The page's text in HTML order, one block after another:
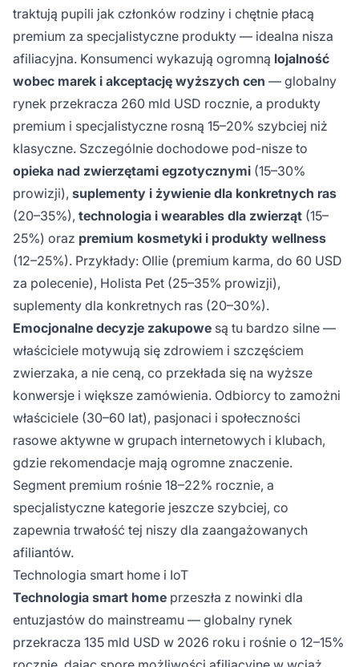
traktują pupili jak członków rodziny i chętnie płacą
premium za specjalistyczne produkty — idealna nisza
afiliacyjna. Konsumenci wykazują ogromną lojalność
wobec marek i akceptację wyższych cen — globalny
rynek przekracza 260 mld USD rocznie, a produkty
premium i specjalistyczne rosną 15–20% szybciej niż
klasyczne. Szczególnie dochodowe pod-nisze to
opieka nad zwierzętami egzotycznymi (15–30%
prowizji), suplementy i żywienie dla konkretnych ras
(20–35%), technologia i wearables dla zwierząt (15–
25%) oraz premium kosmetyki i produkty wellness
(12–25%). Przykłady: Ollie (premium karma, do 60 USD
za polecenie), Holista Pet (25–35% prowizji),
suplementy dla konkretnych ras (20–30%).
Emocjonalne decyzje zakupowe są tu bardzo silne —
właściciele motywują się zdrowiem i szczęściem
zwierzaka, a nie ceną, co przekłada się na wyższe
konwersje i większe zamówienia. Odbiorcy to zamożni
właściciele (30–60 lat), pasjonaci i społeczności
rasowe aktywne w grupach internetowych i klubach,
gdzie rekomendacje mają ogromne znaczenie.
Segment premium rośnie 18–22% rocznie, a
specjalistyczne kategorie jeszcze szybciej, co
zapewnia trwałość tej niszy dla zaangażowanych
afiliantów.
Technologia smart home i IoT
Technologia smart home przeszła z nowinki dla
entuzjastów do mainstreamu — globalny rynek
przekracza 135 mld USD w 2026 roku i rośnie o 12–15%